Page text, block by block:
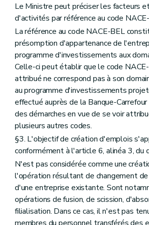
Le Ministre peut préciser les facteurs
d'activités par référence au code
La référence au code NACE-BEL
présomption d'appartenance de
programme d'investissements aux
Celle-ci peut établir que le code
attribué ne correspond pas à son
au programme d'investissements
effectué auprès de la Banque-
des démarches en vue de se voir
plusieurs autres codes.
§3. L'objectif de création d'emplois
conformément à l'article 6, alinéa 3, du
N'est pas considérée comme une
l'opération résultant de changement
d'une entreprise existante. Sont
opérations de fusion, de scission,
filialisation. Dans ce cas, il n'est pas